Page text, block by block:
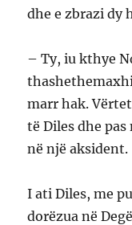
dhe e zbrazi dy
– Ty, iu kthye
marr hak.
të Diles dhe
në një aksident.
I ati Diles, me
dorëzua në